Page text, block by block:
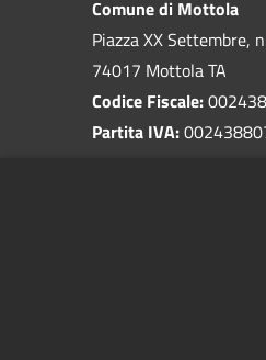
Comune di Mottola
Piazza XX Settembre,
74017 Mottola TA
Codice Fiscale:
Partita IVA: